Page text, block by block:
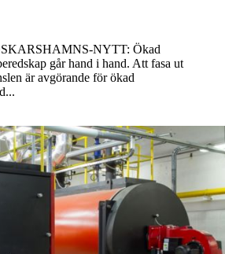
NYTT: Ökad
går hand i hand. Att fasa ut
är avgörande för ökad